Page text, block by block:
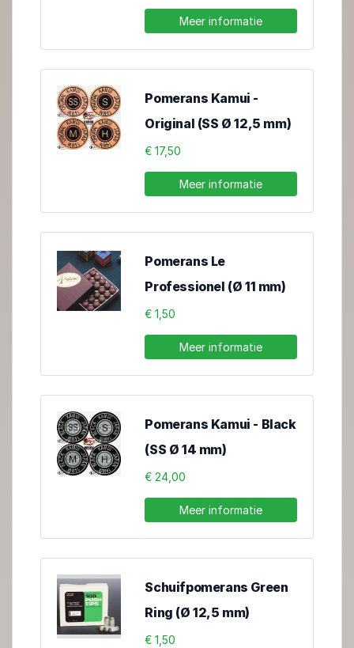
Meer informatie
Pomerans Kamui -
Original (SS Ø 12,5 mm)
€ 17,50
Meer informatie
Pomerans Le
Professionel (Ø 11 mm)
€ 1,50
Meer informatie
Pomerans Kamui - Black
(SS Ø 14 mm)
€ 24,00
Meer informatie
Schuifpomerans Green
Ring (Ø 12,5 mm)
€ 1,50